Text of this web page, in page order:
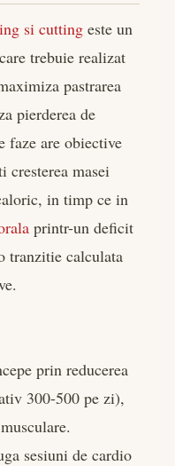
si cutting este un
trebuie realizat
pastrarea
pierderea de
faze are obiective
cresterea masei
in timp ce in
printr-un deficit
tranzitie calculata
prin reducerea
300-500 pe zi),
sesiuni de cardio